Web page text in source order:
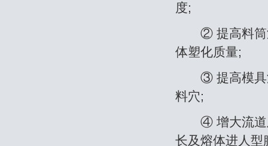
度;
② 提高料筒温
体塑化质量;
③ 提高模具温
料穴;
④ 增大流道及
长及熔体进人型